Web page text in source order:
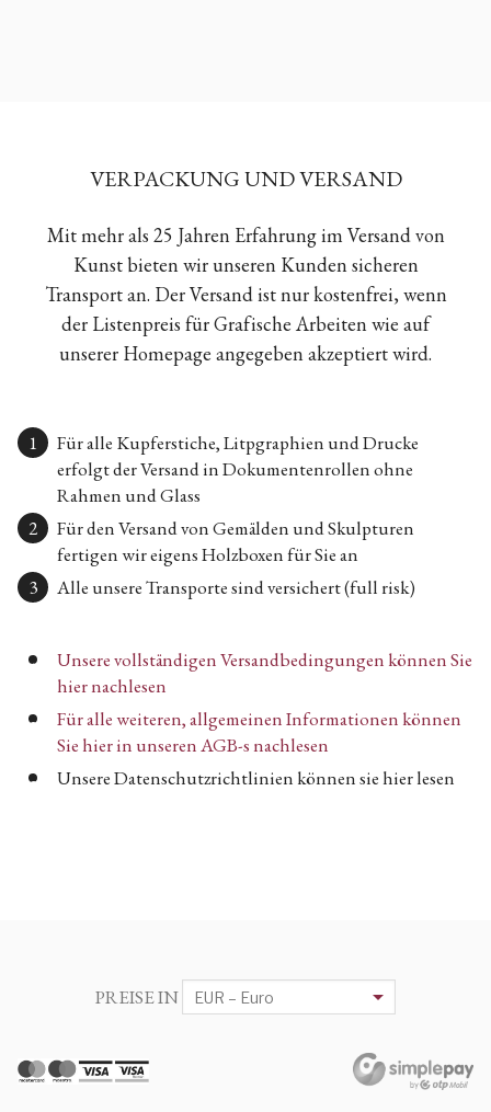
VERPACKUNG UND VERSAND
Mit mehr als 25 Jahren Erfahrung im Versand von
Kunst bieten wir unseren Kunden sicheren
Transport an. Der Versand ist nur kostenfrei, wenn
der Listenpreis für Grafische Arbeiten wie auf
unserer Homepage angegeben akzeptiert wird.
Für alle Kupferstiche, Litpgraphien und Drucke
erfolgt der Versand in Dokumentenrollen ohne
Rahmen und Glass
Für den Versand von Gemälden und Skulpturen
fertigen wir eigens Holzboxen für Sie an
Alle unsere Transporte sind versichert (full risk)
Unsere vollständigen Versandbedingungen können Sie
hier nachlesen
Für alle weiteren, allgemeinen Informationen können
Sie hier in unseren AGB-s nachlesen
Unsere Datenschutzrichtlinien können sie hier lesen
PREISE IN